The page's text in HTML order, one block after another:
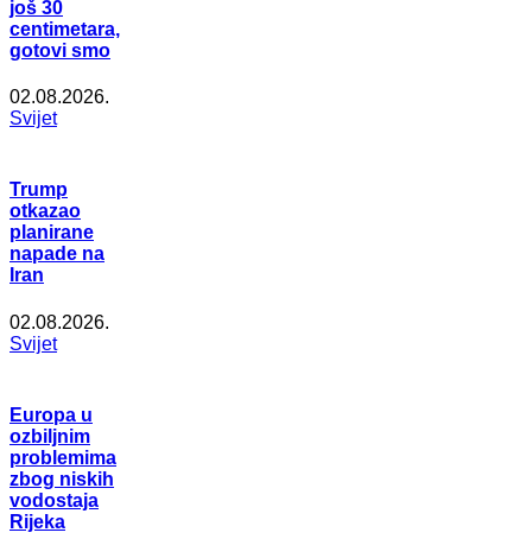
još 30
centimetara,
gotovi smo
02.08.2026.
Svijet
Trump
otkazao
planirane
napade na
Iran
02.08.2026.
Svijet
Europa u
ozbiljnim
problemima
zbog niskih
vodostaja
Rijeka